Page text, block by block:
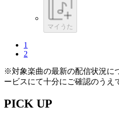
マイうた
1
2
※対象楽曲の最新の配信状況に
ービスにて十分にご確認のうえ
PICK UP